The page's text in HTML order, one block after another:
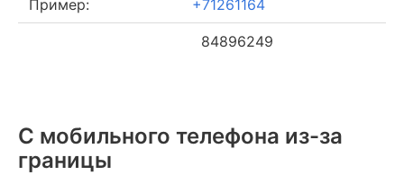
Пример: +71261164
84896249
С мобильного телефона из-за
границы